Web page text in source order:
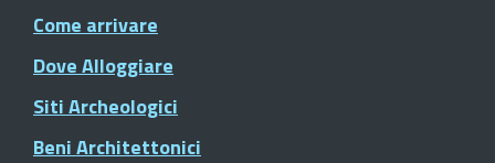
Come arrivare
Dove Alloggiare
Siti Archeologici
Beni Architettonici